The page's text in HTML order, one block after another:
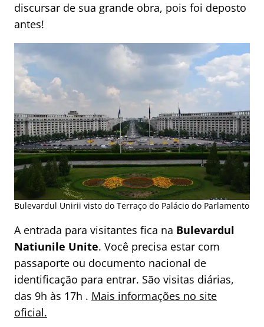
discursar de sua grande obra, pois foi deposto
antes!
Bulevardul Unirii visto do Terraço do Palácio do Parlamento
A entrada para visitantes fica na Bulevardul
Natiunile Unite. Você precisa estar com
passaporte ou documento nacional de
identificação para entrar. São visitas diárias,
das 9h às 17h . Mais informações no site
oficial.